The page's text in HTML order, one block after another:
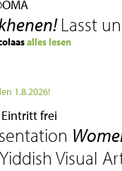
Lasst
alles lesen
1.8.2026!
Eintritt frei
Visual